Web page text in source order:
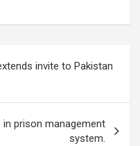
ail ar
e
invite to Pakistan
prison management
system.